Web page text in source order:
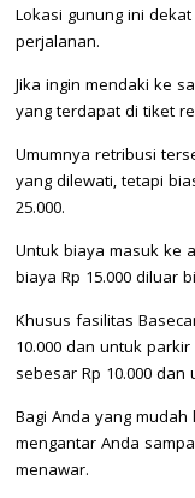
Lokasi gunung ini
perjalanan.
Jika ingin mendaki ke
yang terdapat di tiket
Umumnya retribusi
yang dilewati, tetapi
25.000.
Untuk biaya masuk ke
biaya Rp 15.000 diluar
Khusus fasilitas
10.000 dan untuk
sebesar Rp 10.000
Bagi Anda yang
mengantar Anda
menawar.